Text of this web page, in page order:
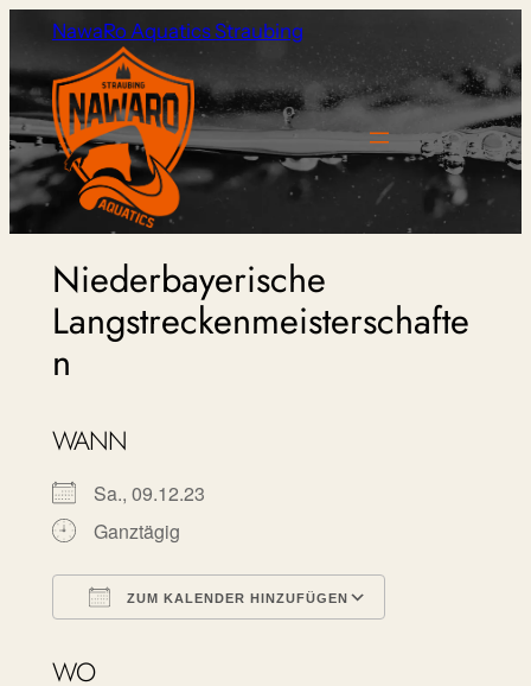
springen
NawaRo Aquatics Straubing
Niederbayerische
Langstreckenmeisterschafte
n
WANN
Sa., 09.12.23
Ganztägig
ZUM KALENDER HINZUFÜGEN
WO